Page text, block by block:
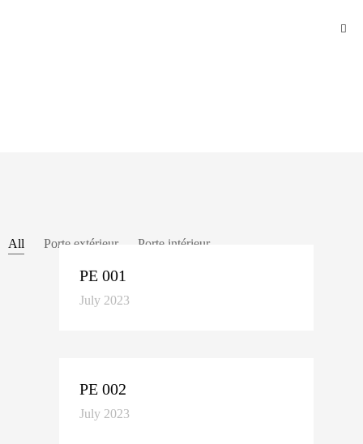
All Porte extérieur Porte intérieur
PE 001
July 2023
PE 002
July 2023